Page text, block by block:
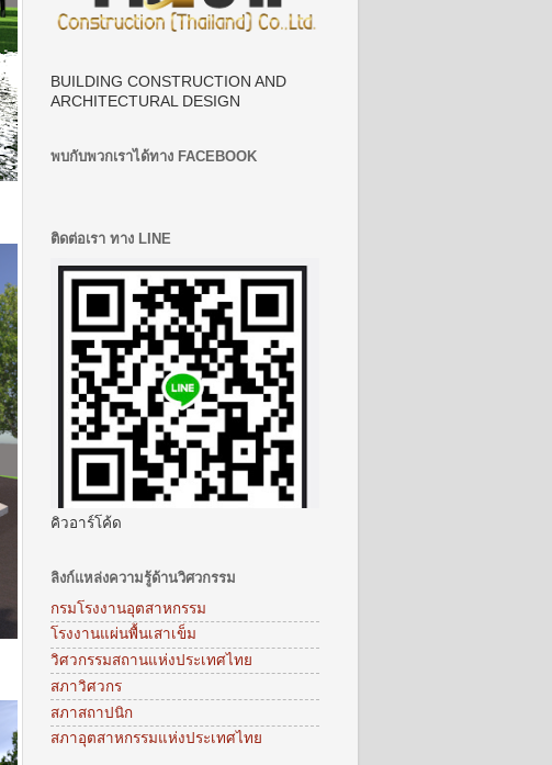
BUILDING CONSTRUCTION AND
ARCHITECTURAL DESIGN
พบกับพวกเราได้ทาง FACEBOOK
ติดต่อเรา ทาง LINE
คิวอาร์โค้ด
ลิงก์แหล่งความรู้ด้านวิศวกรรม
กรมโรงงานอุตสาหกรรม
โรงงานแผ่นพื้นเสาเข็ม
วิศวกรรมสถานแห่งประเทศไทย
สภาวิศวกร
สภาสถาปนิก
สภาอุตสาหกรรมแห่งประเทศไทย